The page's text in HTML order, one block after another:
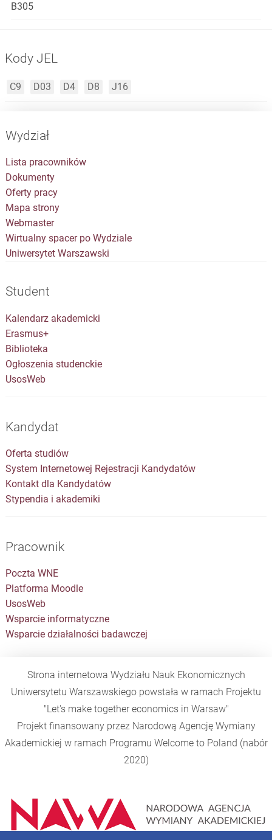
B305
Kody JEL
C9 D03 D4 D8 J16
Wydział
Lista pracowników
Dokumenty
Oferty pracy
Mapa strony
Webmaster
Wirtualny spacer po Wydziale
Uniwersytet Warszawski
Student
Kalendarz akademicki
Erasmus+
Biblioteka
Ogłoszenia studenckie
UsosWeb
Kandydat
Oferta studiów
System Internetowej Rejestracji Kandydatów
Kontakt dla Kandydatów
Stypendia i akademiki
Pracownik
Poczta WNE
Platforma Moodle
UsosWeb
Wsparcie informatyczne
Wsparcie działalności badawczej
Strona internetowa Wydziału Nauk Ekonomicznych
Uniwersytetu Warszawskiego powstała w ramach Projektu
"Let's make together economics in Warsaw"
Projekt finansowany przez Narodową Agencję Wymiany
Akademickiej w ramach Programu Welcome to Poland (nabór
2020)